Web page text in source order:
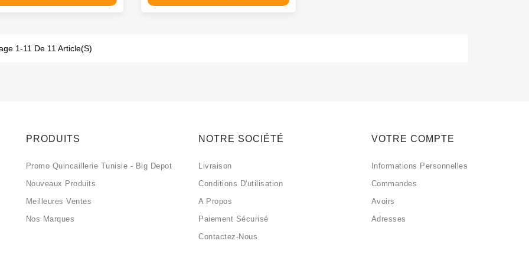
1-11 De 11 Article(s)
PRODUITS
Promo Quincaillerie Tunisie - Big Depot
Nouveaux Produits
Meilleures Ventes
Nos Marques
NOTRE SOCIÉTÉ
Livraison
Conditions D'utilisation
A Propos
Paiement Sécurisé
Contactez-Nous
VOTRE COMPTE
Informations Personnelles
Commandes
Avoirs
Adresses